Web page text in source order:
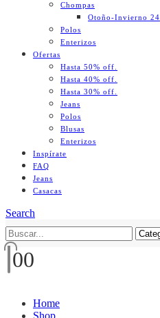
Chompas
Otoño-Invierno 24
Polos
Enterizos
Ofertas
Hasta 50% off.
Hasta 40% off.
Hasta 30% off.
Jeans
Polos
Blusas
Enterizos
Inspírate
FAQ
Jeans
Casacas
Search
00
Home
Shop